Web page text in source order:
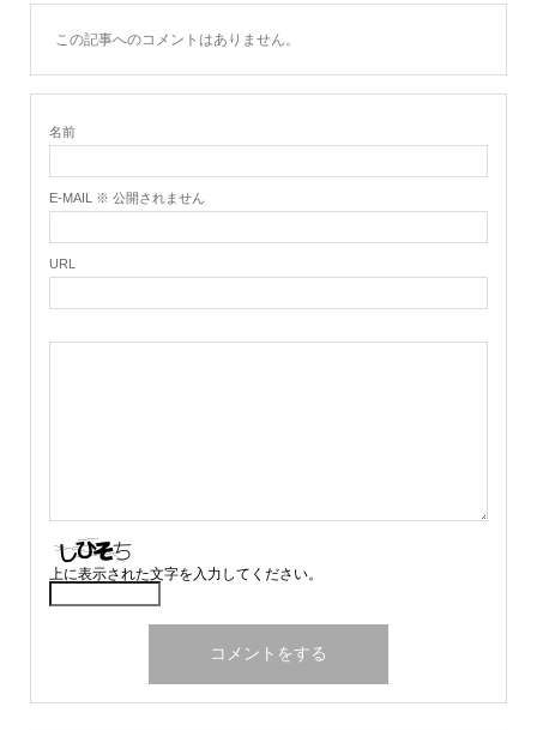
この記事へのコメントはありません。
名前
E-MAIL ※ 公開されません
URL
上に表示された文字を入力してください。